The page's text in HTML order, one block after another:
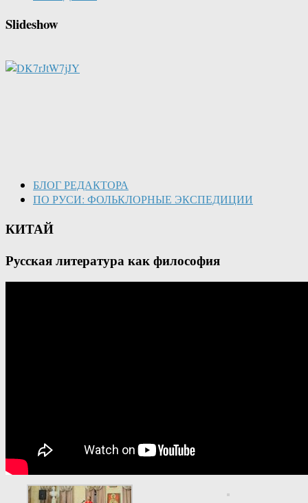
Slideshow
БЛОГ РЕДАКТОРА
ПО РУСИ: ФОЛЬКЛОРНЫЕ ЭКСПЕДИЦИИ
КИТАЙ
Русская литература как философия